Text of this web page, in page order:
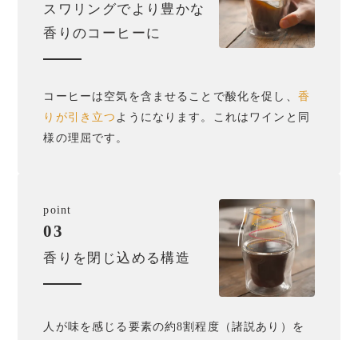
スワリングでより豊かな
香りのコーヒーに
コーヒーは空気を含ませることで酸化を促し、 香
りが引き立つ ようになります。これはワインと同
様の理屈です。
point
03
香りを閉じ込める構造
人が味を感じる要素の約8割程度（諸説あり）を